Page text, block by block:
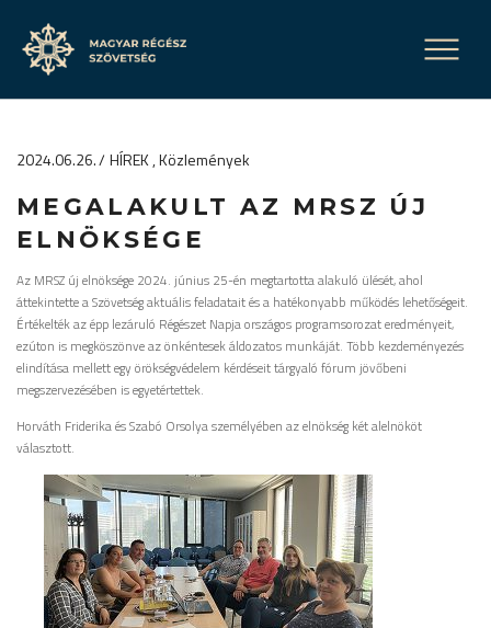
2024.06.26. HÍREK Közlemények
MEGALAKULT AZ MRSZ ÚJ
ELNÖKSÉGE
Az MRSZ új elnöksége 2024. június 25-én megtartotta alakuló ülését, ahol
áttekintette a Szövetség aktuális feladatait és a hatékonyabb működés lehetőségeit.
Értékelték az épp lezáruló Régészet Napja országos programsorozat eredményeit,
ezúton is megköszönve az önkéntesek áldozatos munkáját. Több kezdeményezés
elindítása mellett egy örökségvédelem kérdéseit tárgyaló fórum jövőbeni
megszervezésében is egyetértettek.
Horváth Friderika és Szabó Orsolya személyében az elnökség két alelnököt
választott.